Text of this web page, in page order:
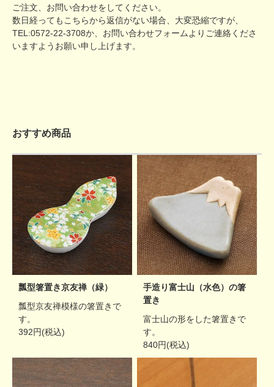
ご注文、お問い合わせをしてください。
数日経ってもこちらから返信がない場合、大変恐縮ですが、
TEL:0572-22-3708か、 お問い合わせフォーム よりご連絡くださ
いますようお願い申し上げます。
おすすめ商品
瓢型箸置き京友禅（緑）
瓢型京友禅模様の箸置きで
す。
392円(税込)
手造り富士山（水色）の箸
置き
富士山の形をした箸置きで
す。
840円(税込)